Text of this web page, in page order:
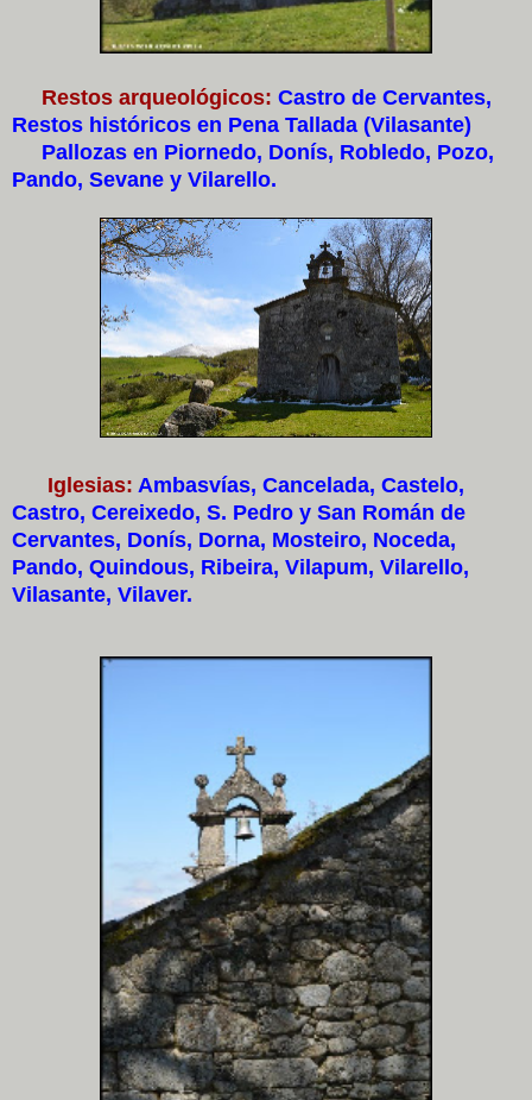
Restos arqueológicos: Castro de Cervantes,
Restos históricos en Pena Tallada (Vilasante)
Pallozas en Piornedo, Donís, Robledo, Pozo,
Pando, Sevane y Vilarello.
Iglesias: Ambasvías, Cancelada, Castelo,
Castro, Cereixedo, S. Pedro y San Román de
Cervantes, Donís, Dorna, Mosteiro, Noceda,
Pando, Quindous, Ribeira, Vilapum, Vilarello,
Vilasante, Vilaver.